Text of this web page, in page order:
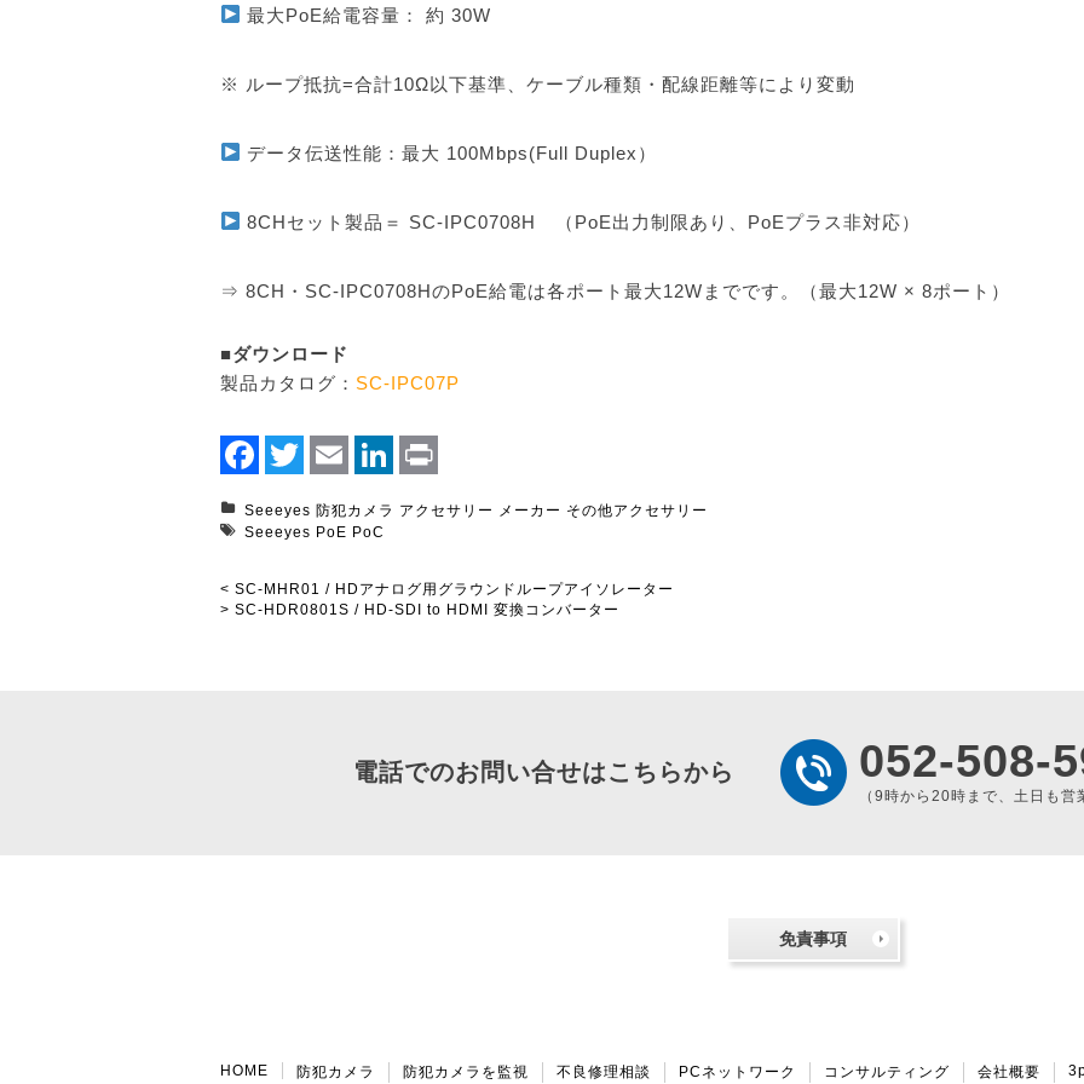
最大PoE給電容量： 約 30W
※ ループ抵抗=合計10Ω以下基準、ケーブル種類・配線距離等により変動
データ伝送性能：最大 100Mbps(Full Duplex）
8CHセット製品＝ SC-IPC0708H （PoE出力制限あり、PoEプラス非対応）
⇒ 8CH・SC-IPC0708HのPoE給電は各ポート最大12Wまでです。（最大12W × 8ポート）
■ダウンロード
製品カタログ： SC-IPC07P
Seeeyes 防犯カメラ アクセサリー メーカー その他アクセサリー
Seeeyes PoE PoC
< SC-MHR01 / HDアナログ用グラウンドループアイソレーター
> SC-HDR0801S / HD-SDI to HDMI 変換コンバーター
電話でのお問い合せはこちらから 052-508-
（9時から20時まで、土日も営
免責事項
HOME 防犯カメラ 防犯カメラを監視 不良修理相談 PCネットワーク コンサルティング 会社概要